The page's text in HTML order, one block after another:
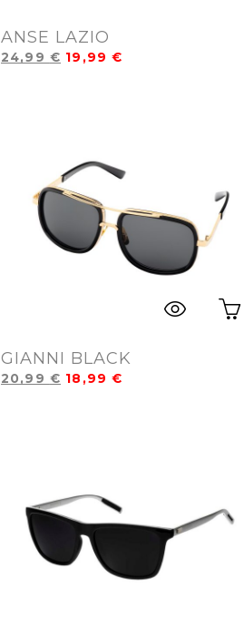
ANSE LAZIO
24,99 € 19,99€
GIANNI BLACK
20,99 € 18,99€